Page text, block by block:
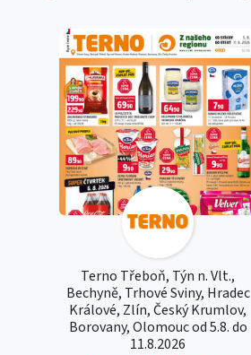
Terno Třeboň, Týn n. Vlt.,
Bechyně, Trhové Sviny, Hradec
Králové, Zlín, Český Krumlov,
Borovany, Olomouc od 5.8. do
11.8.2026